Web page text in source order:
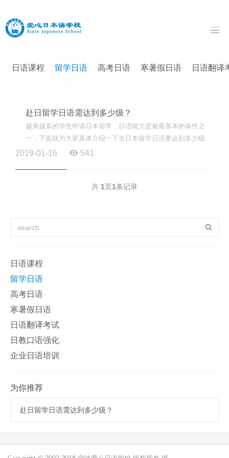
日语课程 留学日语 高考日语 寒暑假日语 日语翻译
赴日留学日语需达到多少级？
越来越多的学生申请日本留学，日语能力是最最基本的条件之
一，下面就为大家具体介绍一下去日本留学日语要达到多少级。
一、日本语言学校 日本语言学校适应于各种申请，不管是...
2019-01-16 541
共 1页1条记录
日语课程
留学日语
高考日语
寒暑假日语
日语翻译考试
日教口语强化
企业日语培训
为你推荐
赴日留学日语需达到多少级？